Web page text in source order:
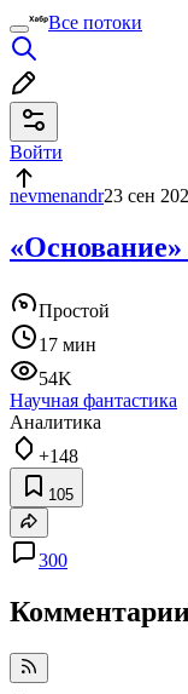
Все потоки
Войти
nevmenandr23 сен
Простой
17 мин
54K
Научная фантастика
Аналитика
+148
105
300